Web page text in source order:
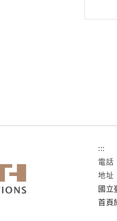
:::
電話
地址
國立
首頁